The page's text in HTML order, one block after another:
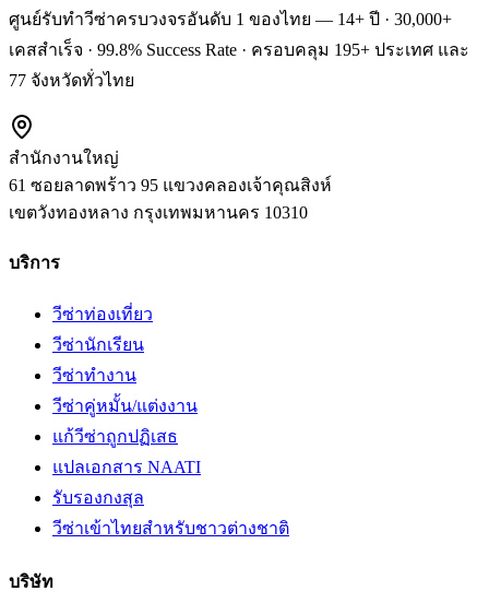
ศูนย์รับทำวีซ่าครบวงจรอันดับ 1 ของไทย — 14+ ปี · 30,000+
เคสสำเร็จ · 99.8% Success Rate · ครอบคลุม 195+ ประเทศ และ
77 จังหวัดทั่วไทย
สำนักงานใหญ่
61 ซอยลาดพร้าว 95 แขวงคลองเจ้าคุณสิงห์
เขตวังทองหลาง กรุงเทพมหานคร 10310
บริการ
วีซ่าท่องเที่ยว
วีซ่านักเรียน
วีซ่าทำงาน
วีซ่าคู่หมั้น/แต่งงาน
แก้วีซ่าถูกปฏิเสธ
แปลเอกสาร NAATI
รับรองกงสุล
วีซ่าเข้าไทยสำหรับชาวต่างชาติ
บริษัท